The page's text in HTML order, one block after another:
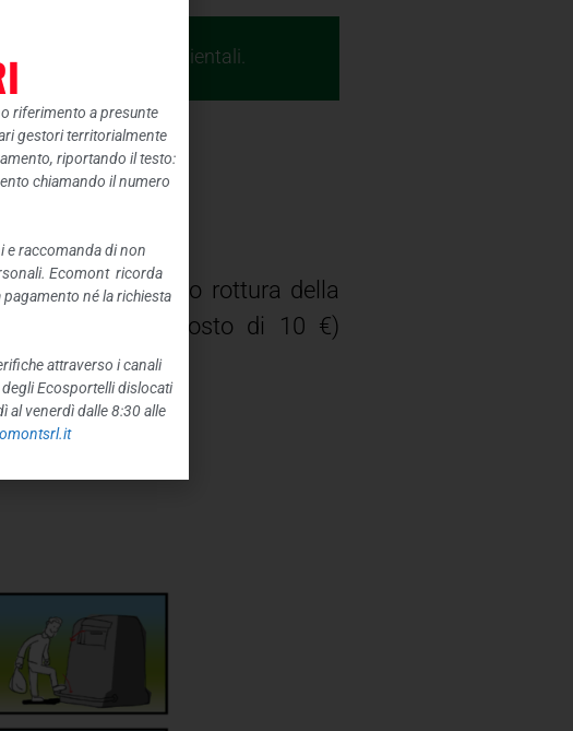
Tessera Servizi Ambientali.
furto o rottura della
(al costo di 10 €)
riferimento a presunte
gestori territorialmente
riportando il testo:
chiamando il numero
e raccomanda di non
Ecomont ricorda
né la richiesta
attraverso i canali
Ecosportelli dislocati
al venerdì dalle 8:30 alle